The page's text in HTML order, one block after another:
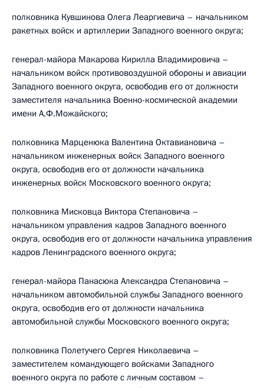
полковника Кувшинова Олега Леаргиевича – начальником
ракетных войск и артиллерии Западного военного округа;
генерал-майора Макарова Кирилла Владимировича –
начальником войск противовоздушной обороны и авиации
Западного военного округа, освободив его от должности
заместителя начальника Военно-космической академии
имени А.Ф.Можайского;
полковника Марценюка Валентина Октавиановича –
начальником инженерных войск Западного военного
округа, освободив его от должности начальника
инженерных войск Московского военного округа;
полковника Мисковца Виктора Степановича –
начальником управления кадров Западного военного
округа, освободив его от должности начальника управления
кадров Ленинградского военного округа;
генерал-майора Панасюка Александра Степановича –
начальником автомобильной службы Западного военного
округа, освободив его от должности начальника
автомобильной службы Московского военного округа;
полковника Полетучего Сергея Николаевича –
заместителем командующего войсками Западного
военного округа по работе с личным составом –